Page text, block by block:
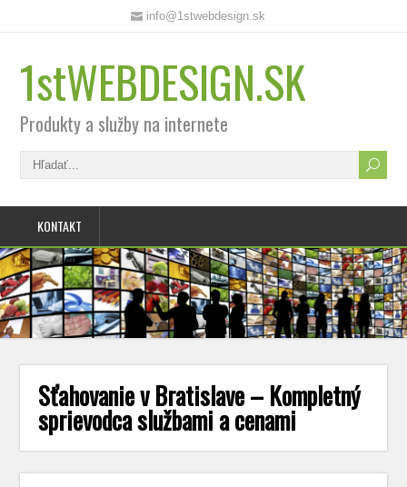
info@1stwebdesign.sk
1stWEBDESIGN.SK
Produkty a služby na internete
KONTAKT
Sťahovanie v Bratislave – Kompletný
sprievodca službami a cenami